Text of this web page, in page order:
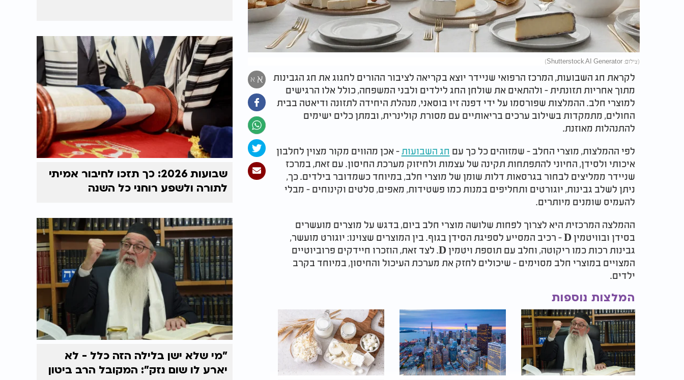
(צילום: Shutterstock.AI Generator)
א א
לקראת חג השבועות, המרכז הרפואי שניידר יוצא בקריאה לציבור ההורים לחגוג את חג הגבינות
מתוך אחריות תזונתית - ולהתאים את שולחן החג לילדים ולבני המשפחה, כולל אלו הרגישים
למוצרי חלב. ההמלצות שפורסמו על ידי דפנה זיו בוסאני, מנהלת היחידה לתזונה ודיאטה בבית
החולים, מתמקדות בשילוב ערכים בריאותיים עם מסורת קולינרית, ובמתן כלים ישימים
להתנהלות מאוזנת.
לפי ההמלצות, מוצרי החלב - שמזוהים כל כך עם חג השבועות- אכן מהווים מקור מצוין לחלבון
איכותי ולסידן, החיוני להתפתחות תקינה של עצמות ולחיזוק מערכת החיסון. עם זאת, במרכז
שניידר ממליצים לבחור בגרסאות דלות שומן של מוצרי חלב, במיוחד כשמדובר בילדים. כך,
ניתן לשלב גבינות, יוגורטים ותחליפים במנות כמו פשטידות, מאפים, סלטים וקינוחים - מבלי
להעמיס שומנים מיותרים.
ההמלצה המרכזית היא לצרוך לפחות שלושה מוצרי חלב ביום, בדגש על מוצרים מועשרים
בסידן ובוויטמין D - רכיב המסייע לספיגת הסידן בגוף. בין המוצרים שצוינו: יוגורט מועשר,
גבינות רכות כמו ריקוטה, וחלב עם תוספת ויטמין D. לצד זאת, הוזכרו חיידקים פרוביוטיים
המצויים במוצרי חלב מסוימים - שיכולים לחזק את מערכת העיכול והחיסון, במיוחד בקרב
ילדים.
המלצות נוספות
שבועות 2026: כך תזכו לחיבור אמיתי
לתורה ולשפע רוחני כל השנה
"מי שלא ישן בלילה הזה כלל - לא
יארע לו שום נזק": המקובל הרב ביטון